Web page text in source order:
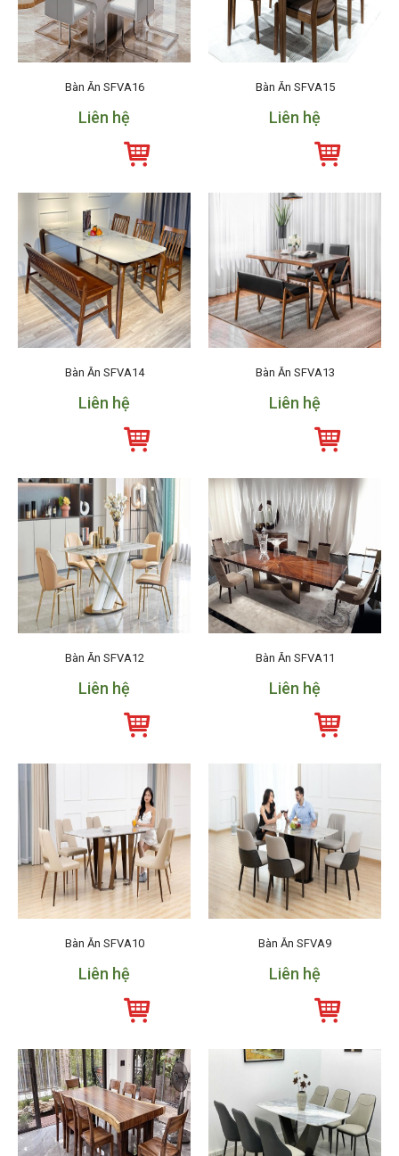
Bàn Ăn SFVA16
Liên hệ
Bàn Ăn SFVA15
Liên hệ
Bàn Ăn SFVA14
Liên hệ
Bàn Ăn SFVA13
Liên hệ
Bàn Ăn SFVA12
Liên hệ
Bàn Ăn SFVA11
Liên hệ
Bàn Ăn SFVA10
Liên hệ
Bàn Ăn SFVA9
Liên hệ